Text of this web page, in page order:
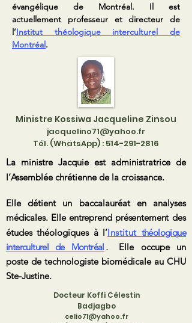
évangélique de Montréal. Il est
actuellement professeur et directeur de
l’Institut théologique interculturel de
Montréal.
Ministre Kossiwa Jacqueline Zinsou
jacquelino71@yahoo.fr
Tél. (WhatsApp) : 514-291-2816
La ministre Jacquie est administratrice de
l’Assemblée chrétienne de la croissance.
Elle détient un baccalauréat en analyses
médicales. Elle entreprend présentementdes
études théologiques à l’Institut théologique
interculturel de Montréal .
Elle occupe un
poste de technologiste biomédicale au CHU
Ste-Justine.
Docteur Koffi Célestin
Badjagbo
celio71@yahoo.fr